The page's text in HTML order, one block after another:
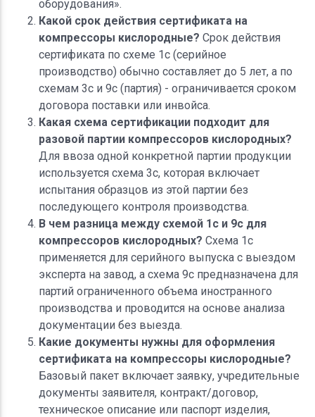
оборудования».
Какой срок действия сертификата на
компрессоры кислородные? Срок действия
сертификата по схеме 1с (серийное
производство) обычно составляет до 5 лет, а по
схемам 3с и 9с (партия) - ограничивается сроком
договора поставки или инвойса.
Какая схема сертификации подходит для
разовой партии компрессоров кислородных?
Для ввоза одной конкретной партии продукции
используется схема 3с, которая включает
испытания образцов из этой партии без
последующего контроля производства.
В чем разница между схемой 1с и 9с для
компрессоров кислородных? Схема 1с
применяется для серийного выпуска с выездом
эксперта на завод, а схема 9с предназначена для
партий ограниченного объема иностранного
производства и проводится на основе анализа
документации без выезда.
Какие документы нужны для оформления
сертификата на компрессоры кислородные?
Базовый пакет включает заявку, учредительные
документы заявителя, контракт/договор,
техническое описание или паспорт изделия,